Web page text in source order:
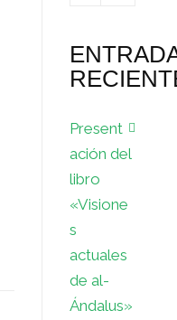
Present
ación del
libro
«Visione
s
actuales
de al-
Ándalus»